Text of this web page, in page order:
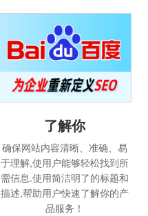
了解你
确保网站内容清晰、准确、易
于理解,使用户能够轻松找到所
需信息.使用简洁明了的标题和
描述,帮助用户快速了解你的产
品服务！